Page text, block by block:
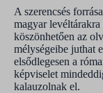
A szerencsés
magyar
köszönhetően az
mélységeibe juthat
elsődlegesen a
képviselet
kalauzolnak el.